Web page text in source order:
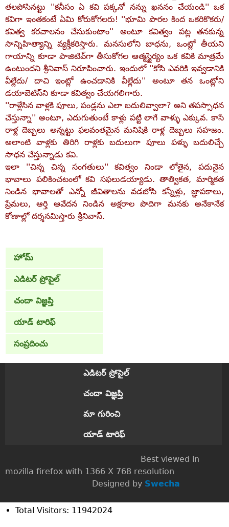
తలపోసినట్టు ''కనీసం ఏ కవి పక్కనో నన్ను ఖననం చేయండి'' ఒక
కవిగా ఇంతకంటే ఏమి కోరుకోగలరు! ''భూమి పొరల కింద ఒకరికొకరు/
కవిత్వ కరచాలనం చేసుకుంటాం'' అంటూ కవిత్వం పట్ల తనకున్న
సాన్నిహిత్యాన్ని వ్యక్తీకరిస్తారు. మనసులోని బాధను, ఒంట్లో తీయని
గాయాన్ని కూడా పాజిటివ్‌గా తీసుకోగల ఆత్మస్థైర్యం ఒక కవికి మాత్రమే
ఉంటుందని శ్రీనివాస్‌ నిరూపించారు. ఇందులో ''కోసి ఎవరికి ఇవ్వడానికి
వీల్లేదు/ దాచి ఇంట్లో ఉంచడానికి వీల్లేదు'' అంటూ తన ఒంట్లోని
డయాబెటిస్‌ని కూడా కవిత్వం చేయగలిగారు.
''రాళ్లేసిన వాళ్లకి పూలు, పండ్లను ఎలా బదులివ్వాలా? అని తపస్సాధన
చేస్తున్నా'' అంటూ, ఎదుగుతుంటే కాళ్లు పట్టి లాగే వాళ్ళు ఎక్కువ. కాసే
రాళ్ల దెబ్బలు అన్నట్టు ఫలవంతమైన మనిషికి రాళ్ల దెబ్బలు సహజం.
అలాంటి వాళ్లకు తిరిగి రాళ్లకు బదులుగా పూలు పళ్ళు బదులిచ్చే
సాధన చేస్తున్నాడు కవి.
ఇలా ''చిన్న చిన్న సంగతులు'' కవిత్వం నిండా లోతైన, పదునైన
భావాలు పలికించటంలో కవి సఫలుడయ్యాడు. తాత్వికత, మార్మికత
నిండిన భావాలతో ఎన్నో జీవితాలను వడబోసి కన్నీళ్లు, జ్ఞాపకాలు,
ప్రేమలు, ఆర్తి ఆవేదన నిండిన అక్షరాల పొదిగా మనకు అనేకానేక
కోణాల్లో దర్శనమిస్తారు శ్రీనివాస్‌.
హోమ్
ఎడిటర్ ప్రోపైల్
చందా విజ్ఞప్తి
యాడ్ టారిఫ్
సంప్రదించు
ఎడిటర్ ప్రోపైల్
చందా విజ్ఞప్తి
మా గురించి
యాడ్ టారిఫ్
Best viewed in
mozilla firefox with 1366 X 768 resolution
Designed by Swecha
Total Visitors: 11942024